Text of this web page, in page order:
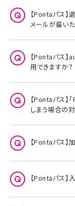
【Pontaパス】
メールが届い
【Pontaパス
用できますか？
【Pontaパス】
しまう場合の
【Pontaパス】
【Pontaパス】